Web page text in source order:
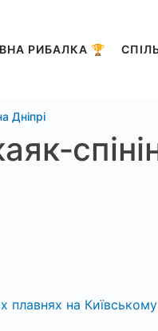
РИБАЛКА 🏆
Дніпрі
плавнях на